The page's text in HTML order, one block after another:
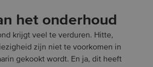
het onderhoud
krijgt veel te verduren. Hitte,
zijn niet te voorkomen in
gekookt wordt. En ja, dit heeft